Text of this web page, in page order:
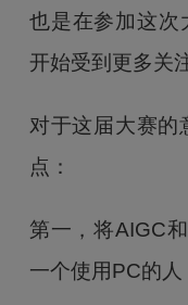
也是在参加这次
开始受到更多关
对于这届大赛的
点：
第一，将AIGC
一个使用PC的人